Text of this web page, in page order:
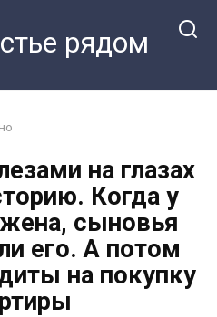
рядом
на глазах
Когда у
сыновья
его. А потом
на покупку